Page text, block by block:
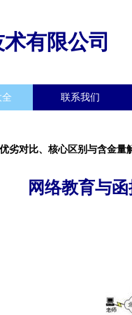
有限公司
联系我们
劣对比、核心区别与含金量
网络教育与